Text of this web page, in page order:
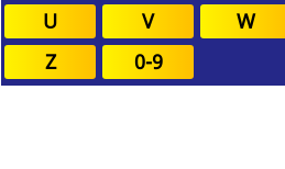
U
V W
Z
0-9